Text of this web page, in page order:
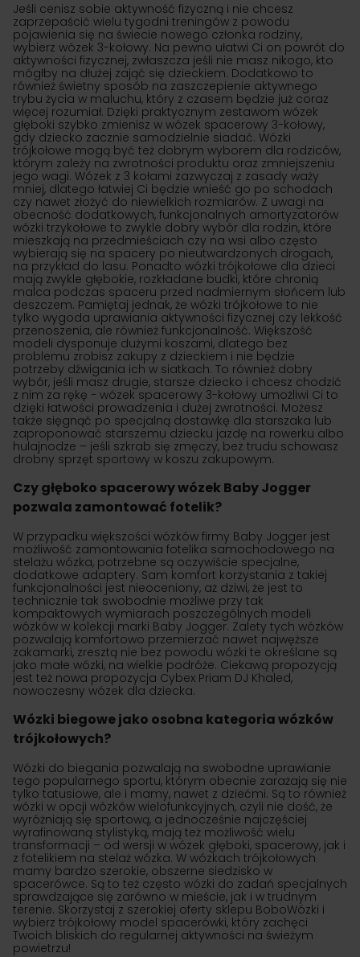
Jeśli cenisz sobie aktywność fizyczną i nie chcesz
zaprzepaścić wielu tygodni treningów z powodu
pojawienia się na świecie nowego członka rodziny,
wybierz wózek 3-kołowy. Na pewno ułatwi Ci on powrót do
aktywności fizycznej, zwłaszcza jeśli nie masz nikogo, kto
mógłby na dłużej zająć się dzieckiem. Dodatkowo to
również świetny sposób na zaszczepienie aktywnego
trybu życia w maluchu, który z czasem będzie już coraz
więcej rozumiał. Dzięki praktycznym zestawom wózek
głęboki szybko zmienisz w wózek spacerowy 3-kołowy,
gdy dziecko zacznie samodzielnie siadać. Wózki
trójkołowe mogą być też dobrym wyborem dla rodziców,
którym zależy na zwrotności produktu oraz zmniejszeniu
jego wagi. Wózek z 3 kołami zazwyczaj z zasady waży
mniej, dlatego łatwiej Ci będzie wnieść go po schodach
czy nawet złożyć do niewielkich rozmiarów. Z uwagi na
obecność dodatkowych, funkcjonalnych amortyzatorów
wózki trzykołowe to zwykle dobry wybór dla rodzin, które
mieszkają na przedmieściach czy na wsi albo często
wybierają się na spacery po nieutwardzonych drogach,
na przykład do lasu. Ponadto wózki trójkołowe dla dzieci
mają zwykle głębokie, rozkładane budki, które chronią
malca podczas spaceru przed nadmiernym słońcem lub
deszczem. Pamiętaj jednak, że wózki trójkołowe to nie
tylko wygoda uprawiania aktywności fizycznej czy lekkość
przenoszenia, ale również funkcjonalność. Większość
modeli dysponuje dużymi koszami, dlatego bez
problemu zrobisz zakupy z dzieckiem i nie będzie
potrzeby dźwigania ich w siatkach. To również dobry
wybór, jeśli masz drugie, starsze dziecko i chcesz chodzić
z nim za rękę − wózek spacerowy 3-kołowy umożliwi Ci to
dzięki łatwości prowadzenia i dużej zwrotności. Możesz
także sięgnąć po specjalną dostawkę dla starszaka lub
zaproponować starszemu dziecku jazdę na rowerku albo
hulajnodze – jeśli szkrab się zmęczy, bez trudu schowasz
drobny sprzęt sportowy w koszu zakupowym.
Czy głęboko spacerowy wózek Baby Jogger
pozwala zamontować fotelik?
W przypadku większości wózków firmy Baby Jogger jest
możliwość zamontowania fotelika samochodowego na
stelażu wózka, potrzebne są oczywiście specjalne,
dodatkowe adaptery. Sam komfort korzystania z takiej
funkcjonalności jest nieoceniony, aż dziwi, że jest to
technicznie tak swobodnie możliwe przy tak
kompaktowych wymiarach poszczególnych modeli
wózków w kolekcji marki Baby Jogger. Zalety tych wózków
pozwalają komfortowo przemierzać nawet najwęższe
zakamarki, zresztą nie bez powodu wózki te określane są
jako małe wózki, na wielkie podróże. Ciekawą propozycją
jest też nowa propozycja Cybex Priam DJ Khaled,
nowoczesny wózek dla dziecka.
Wózki biegowe jako osobna kategoria wózków
trójkołowych?
Wózki do biegania pozwalają na swobodne uprawianie
tego popularnego sportu, którym obecnie zarażają się nie
tylko tatusiowe, ale i mamy, nawet z dziećmi. Są to również
wózki w opcji wózków wielofunkcyjnych, czyli nie dość, że
wyróżniają się sportową, a jednocześnie najczęściej
wyrafinowaną stylistyką, mają też możliwość wielu
transformacji – od wersji w wózek głęboki, spacerowy, jak i
z fotelikiem na stelaż wózka. W wózkach trójkołowych
mamy bardzo szerokie, obszerne siedzisko w
spacerówce. Są to też często wózki do zadań specjalnych
sprawdzające się zarówno w mieście, jak i w trudnym
terenie. Skorzystaj z szerokiej oferty sklepu BoboWózki i
wybierz trójkołowy model spacerówki, który zachęci
Twoich bliskich do regularnej aktywności na świeżym
powietrzu!